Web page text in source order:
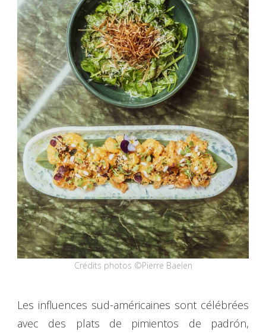
Crédits photos ©Pierre Baelen
Les influences sud-américaines sont célébrées
avec des plats de pimientos de padrón,